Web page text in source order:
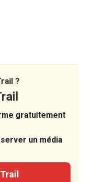
?
gratuitement
un média